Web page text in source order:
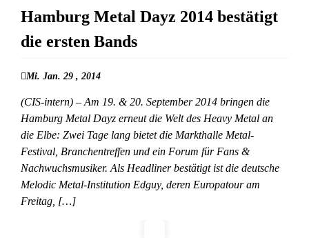
Hamburg Metal Dayz 2014 bestätigt
die ersten Bands
Mi. Jan. 29 , 2014
(CIS-intern) – Am 19. & 20. September 2014 bringen die
Hamburg Metal Dayz erneut die Welt des Heavy Metal an
die Elbe: Zwei Tage lang bietet die Markthalle Metal-
Festival, Branchentreffen und ein Forum für Fans &
Nachwuchsmusiker. Als Headliner bestätigt ist die deutsche
Melodic Metal-Institution Edguy, deren Europatour am
Freitag, […]